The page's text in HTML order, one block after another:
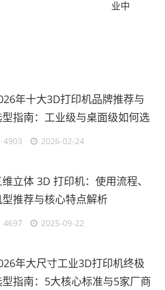
业中
年十大3D打印机品牌推荐与
型指南：工业级与桌面级如何选
？
4903 2026-02-24
立体 3D 打印机：使用流程、
推荐与核心特点解析
4697 2025-09-22
年大尺寸工业3D打印机终极
型指南：5大核心标准与5家厂商